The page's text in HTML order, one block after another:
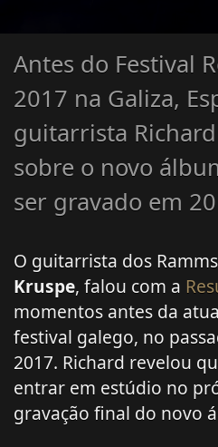
Antes do Festival
2017 na Galiza,
guitarrista
sobre o novo
ser gravado em
O guitarrista dos
Kruspe, falou com a
momentos antes da
festival galego, no
2017. Richard revelou
entrar em estúdio no
gravação final do novo